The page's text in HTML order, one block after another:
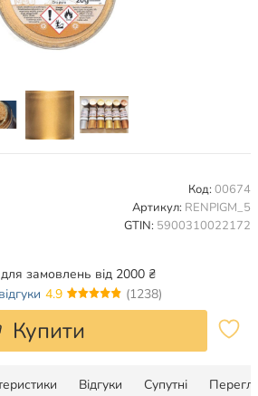
Код: 00674
Артикул: RENPIGM_5
GTIN: 5900310022172
для замовлень від 2000 ₴
відгуки 4.9 (1238)
Купити
Відгуки Супутні